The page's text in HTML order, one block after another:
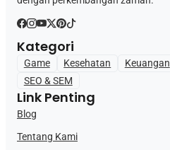
Kategori
Game Kesehatan Keuangan
SEO & SEM
Link Penting
Blog
Tentang Kami